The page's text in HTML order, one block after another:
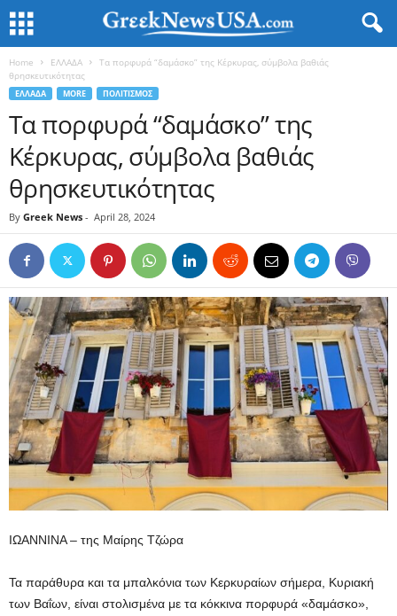
Home ΕΛΛΑΔΑ
Τα πορφυρά “δαμάσκο” της Κέρκυρας, σύμβολα βαθιάς
θρησκευτικότητας
ΕΛΛΑΔΑ MORE ΠΟΛΙΤΙΣΜΟΣ
Τα πορφυρά “δαμάσκο” της
Κέρκυρας, σύμβολα βαθιάς
θρησκευτικότητας
By Greek News - April 28, 2024
ΙΩΑΝΝΙΝΑ – της Μαίρης Τζώρα
Τα παράθυρα και τα μπαλκόνια των Κερκυραίων σήμερα, Κυριακή
των Βαΐων, είναι στολισμένα με τα κόκκινα πορφυρά «δαμάσκο»,